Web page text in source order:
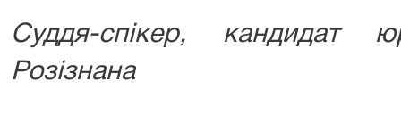
Суддя-спікер, кандидат
Розізнана